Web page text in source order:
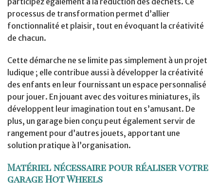
processus de transformation permet d’allier
fonctionnalité et plaisir, tout en évoquant la créativité
de chacun.
Cette démarche ne se limite pas simplement à un projet
ludique ; elle contribue aussi à développer la créativité
des enfants en leur fournissant un espace personnalisé
pour jouer. En jouant avec des voitures miniatures, ils
développent leur imagination tout en s’amusant. De
plus, un garage bien conçu peut également servir de
rangement pour d’autres jouets, apportant une
solution pratique à l’organisation.
Matériel nécessaire pour réaliser votre
garage Hot Wheels